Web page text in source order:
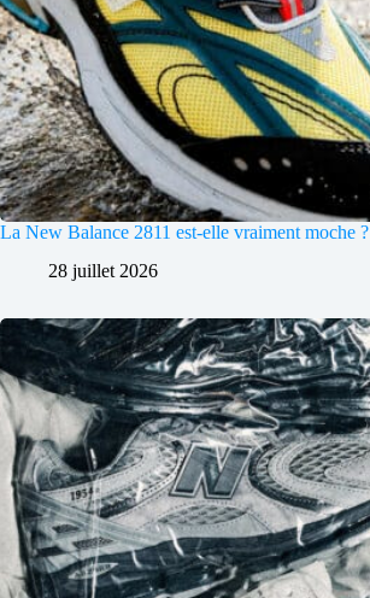
La New Balance 2811 est-elle vraiment moche ?
28 juillet 2026